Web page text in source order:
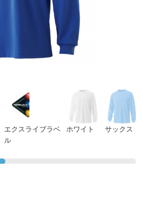
エクスライブラベ
ル
ホワイト サックス